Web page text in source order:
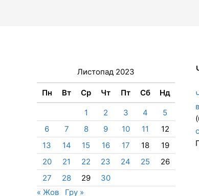
Листопад 2023
Пн Вт Ср Чт Пт Сб Нд
1 2 3 4
5
6
7 8 9 10 11
12
13
14 15 16 17 18
19
20
21 22 23 24 25
26
27
28 29
30
« Жов
Гру »